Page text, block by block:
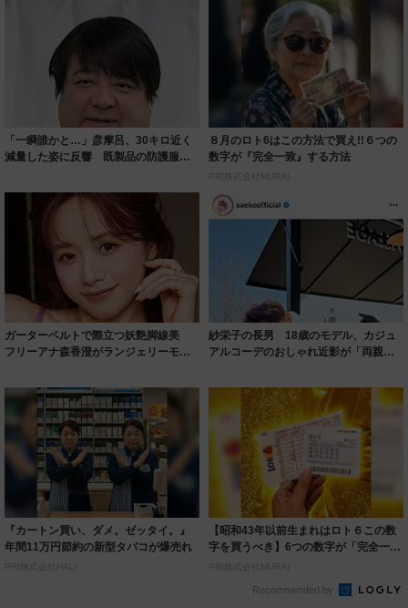
「一瞬誰かと…」彦摩呂、30キロ近く
減量した姿に反響 既製品の防護服が
８月のロト6はこの方法で買え!!６つの
数字が『完全一致』する方法
PR(株式会社MURA)
ガーターベルトで際立つ妖艶脚線美
フリーアナ森香澄がランジェリーモデ
紗栄子の長男 18歳のモデル、カジュ
アルコーデのおしゃれ近影が「両親の
『カートン買い、ダメ。ゼッタイ。』
年間11万円節約の新型タバコが爆売れ
PR(株式会社HAL)
【昭和43年以前生まれはロト６この数
字を買うべき】6つの数字が「完全一
致」する方...
PR(株式会社MURA)
Recommended by